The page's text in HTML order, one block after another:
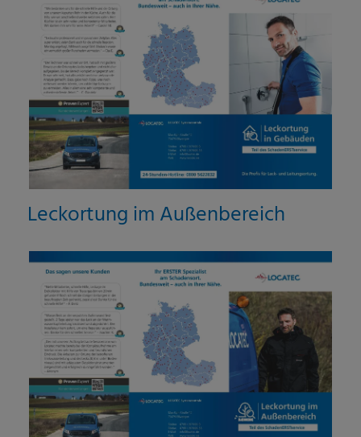
Leckortung im Außenbereich